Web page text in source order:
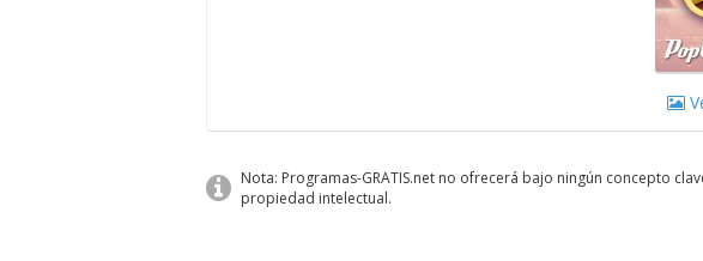
Nota: Programas-GRATIS.net no ofrecerá bajo ningún concepto
propiedad intelectual.